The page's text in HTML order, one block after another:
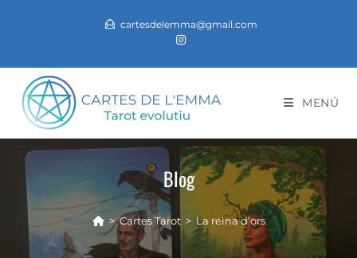
cartesdelemma@gmail.com
MENÚ
Blog
> Cartes Tarot > La reina d’ors